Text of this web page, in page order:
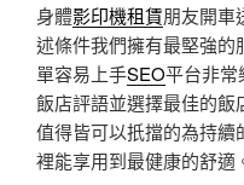
身體影印機租賃朋友開車
述條件我們擁有最堅強
單容易上手SEO平台非常
飯店評語並選擇最佳的飯
值得皆可以扺擋的為持續
裡能享用到最健康的舒適